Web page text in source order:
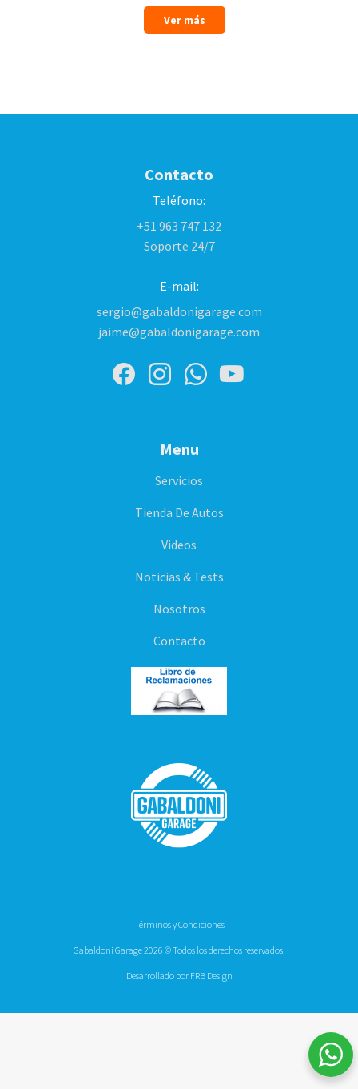
Ver más
Contacto
Teléfono:
+51 963 747 132
Soporte 24/7
E-mail:
sergio@gabaldonigarage.com
jaime@gabaldonigarage.com
Menu
Servicios
Tienda De Autos
Videos
Noticias & Tests
Nosotros
Contacto
Términos y Condiciones
Gabaldoni Garage 2026 © Todos los derechos reservados.
Desarrollado por FRB Design